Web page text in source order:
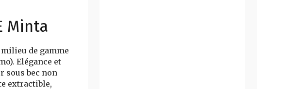
Minta
de gamme
Elégance et
sous bec non
extractible,